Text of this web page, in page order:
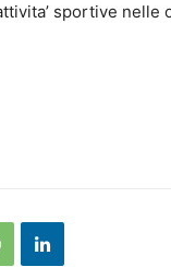
sportive nelle